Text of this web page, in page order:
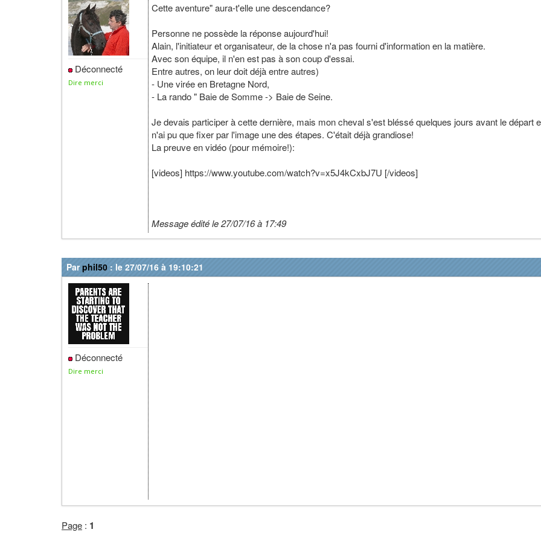
Déconnecté
Dire merci
Cette aventure" aura-t'elle une descendance?
Personne ne possède la réponse aujourd'hui!
Alain, l'initiateur et organisateur, de la chose n'a pas fourni d'information en la matière.
Avec son équipe, il n'en est pas à son coup d'essai.
Entre autres, on leur doit déjà entre autres)
- Une virée en Bretagne Nord,
- La rando " Baie de Somme -> Baie de Seine.
Je devais participer à cette dernière, mais mon cheval s'est bléssé quelques jours avant le départ
n'ai pu que fixer par l'image une des étapes. C'était déjà grandiose!
La preuve en vidéo (pour mémoire!):
[videos] https://www.youtube.com/watch?v=x5J4kCxbJ7U [/videos]
Message édité le 27/07/16 à 17:49
Parphil50 : le 27/07/16 à 19:10:21
Déconnecté
Dire merci
Page : 1